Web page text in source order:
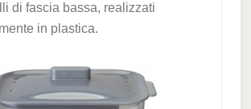
di fascia bassa, realizzati
in plastica.